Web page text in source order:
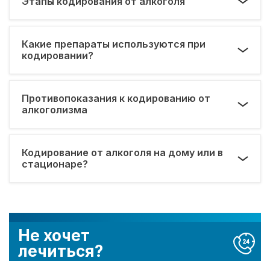
Не хочет
лечиться?
Какие препараты используются при
кодировании?
Противопоказания к кодированию от
алкоголизма
Кодирование от алкоголя на дому или в
стационаре?